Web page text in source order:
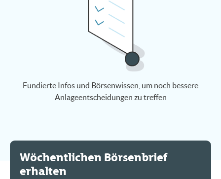
Fundierte Infos und Börsenwissen, um noch bessere
Anlageentscheidungen zu treffen
Wöchentlichen Börsenbrief
erhalten